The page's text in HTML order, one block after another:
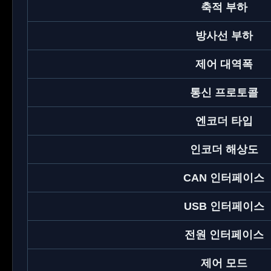
축적 부하
방사선 부하
제어 대역폭
통신 프로토콜
엔코더 타입
인코더 해상도
CAN 인터페이스
USB 인터페이스
전원 인터페이스
제어 모드